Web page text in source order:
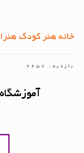
خانه هنر کودک هنرانه
بازدید: 2657